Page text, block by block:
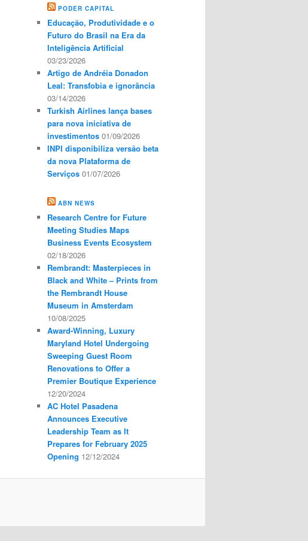
PODER CAPITAL
Educação, Produtividade e o
Futuro do Brasil na Era da
Inteligência Artificial
03/23/2026
Artigo de Andréia Donadon
Leal: Transfobia e ignorância
03/14/2026
Turkish Airlines lança bases
para nova iniciativa de
investimentos 01/09/2026
INPI disponibiliza versão beta
da nova Plataforma de
Serviços 01/07/2026
ABN NEWS
Research Centre for Future
Meeting Studies Maps
Business Events Ecosystem
02/18/2026
Rembrandt: Masterpieces in
Black and White ‒ Prints from
the Rembrandt House
Museum in Amsterdam
10/08/2025
Award-Winning, Luxury
Maryland Hotel Undergoing
Sweeping Guest Room
Renovations to Offer a
Premier Boutique Experience
12/20/2024
AC Hotel Pasadena
Announces Executive
Leadership Team as It
Prepares for February 2025
Opening 12/12/2024